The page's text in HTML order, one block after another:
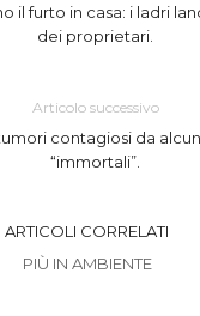
il furto in casa: i ladri
dei proprietari.
Articolo successivo
contagiosi da
“immortali”.
ARTICOLI CORRELATI
PIÙ IN AMBIENTE